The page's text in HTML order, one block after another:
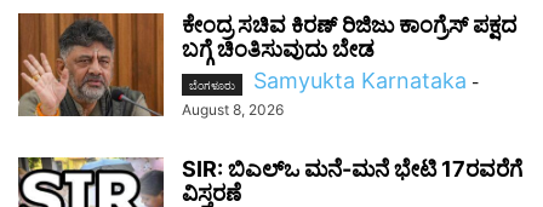
ಕೇಂದ್ರ ಸಚಿವ ಕಿರಣ್ ರಿಜಿಜು ಕಾಂಗ್ರೆಸ್ ಪಕ್ಷದ
ಬಗ್ಗೆ ಚಿಂತಿಸುವುದು ಬೇಡ
ಬೆಂಗಳೂರು Samyukta Karnataka -
August 8, 2026
SIR: ಬಿಎಲ್ಒ ಮನೆ-ಮನೆ ಭೇಟಿ 17ರವರೆಗೆ
ವಿಸ್ತರಣೆ